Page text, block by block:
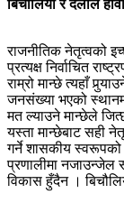
बिचौलिया र दलाल
राजनीतिक नेतृत्वको
प्रत्यक्ष निर्वाचित
राम्रो मान्छे त्यहाँ
जनसंख्या भएको
मत ल्याउने मान्छेले
यस्ता मान्छेबाट सही
गर्ने शासकीय स्वरूपको
प्रणालीमा नजाउन्जेल
विकास हुँदैन ।